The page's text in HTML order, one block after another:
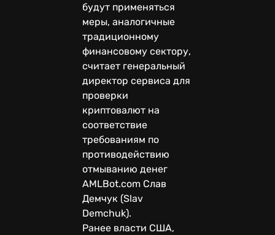
будут применяться
меры, аналогичные
традиционному
финансовому сектору,
считает генеральный
директор сервиса для
проверки
криптовалют на
соответствие
требованиям по
противодействию
отмыванию денег
AMLBot.com Слав
Демчук (Slav
Demchuk).
Ранее власти США,